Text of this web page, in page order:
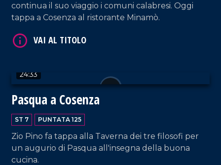
continua il suo viaggio i comuni calabresi. Oggi
tappa a Cosenza al ristorante Minamò.
24:33
Pasqua a Cosenza
ST 7 PUNTATA 125
Zio Pino fa tappa alla Taverna dei tre filosofi per
un augurio di Pasqua all'insegna della buona
cucina.
VAI AL TITOLO